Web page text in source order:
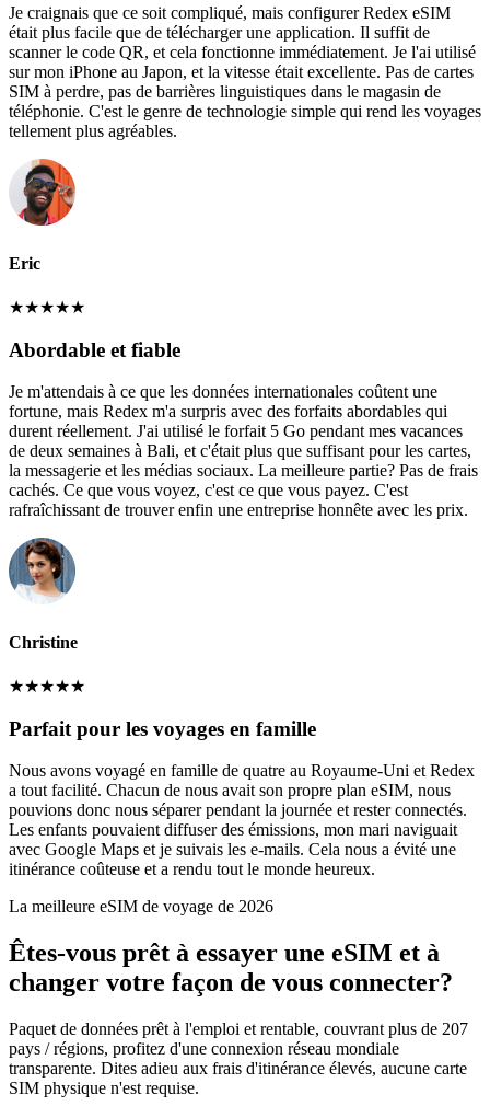
Je craignais que ce soit compliqué, mais configurer Redex eSIM
était plus facile que de télécharger une application. Il suffit de
scanner le code QR, et cela fonctionne immédiatement. Je l'ai utilisé
sur mon iPhone au Japon, et la vitesse était excellente. Pas de cartes
SIM à perdre, pas de barrières linguistiques dans le magasin de
téléphonie. C'est le genre de technologie simple qui rend les voyages
tellement plus agréables.
Eric
★★★★★
Abordable et fiable
Je m'attendais à ce que les données internationales coûtent une
fortune, mais Redex m'a surpris avec des forfaits abordables qui
durent réellement. J'ai utilisé le forfait 5 Go pendant mes vacances
de deux semaines à Bali, et c'était plus que suffisant pour les cartes,
la messagerie et les médias sociaux. La meilleure partie? Pas de frais
cachés. Ce que vous voyez, c'est ce que vous payez. C'est
rafraîchissant de trouver enfin une entreprise honnête avec les prix.
Christine
★★★★★
Parfait pour les voyages en famille
Nous avons voyagé en famille de quatre au Royaume-Uni et Redex
a tout facilité. Chacun de nous avait son propre plan eSIM, nous
pouvions donc nous séparer pendant la journée et rester connectés.
Les enfants pouvaient diffuser des émissions, mon mari naviguait
avec Google Maps et je suivais les e-mails. Cela nous a évité une
itinérance coûteuse et a rendu tout le monde heureux.
La meilleure eSIM de voyage de 2026
Êtes-vous prêt à essayer une eSIM et à
changer votre façon de vous connecter?
Paquet de données prêt à l'emploi et rentable, couvrant plus de 207
pays / régions, profitez d'une connexion réseau mondiale
transparente. Dites adieu aux frais d'itinérance élevés, aucune carte
SIM physique n'est requise.